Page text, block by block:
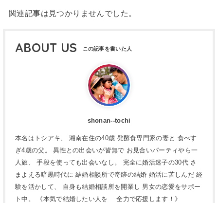
関連記事は見つかりませんでした。
ABOUT US
shonan--tochi
本名はトシアキ、 湘南在住の40歳 発酵食専門家の妻と 食べす
ぎ4歳の父。 異性との出会いが皆無で お見合いパーティやら一
人旅、 手段を使っても出会いなし。 完全に婚活迷子の30代 さ
まよえる暗黒時代に 結婚相談所で奇跡の結婚 婚活に苦しんだ 経
験を活かして、 自身も結婚相談所を開業し 男女の恋愛をサポー
ト中。 《本気で結婚したい人を 全力で応援します！》